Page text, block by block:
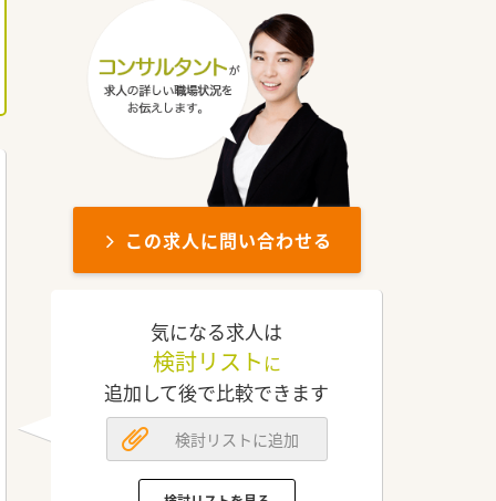
この求人に問い合わせる
気になる求人は
検討リスト に
追加して後で比較できます
検討リストに追加